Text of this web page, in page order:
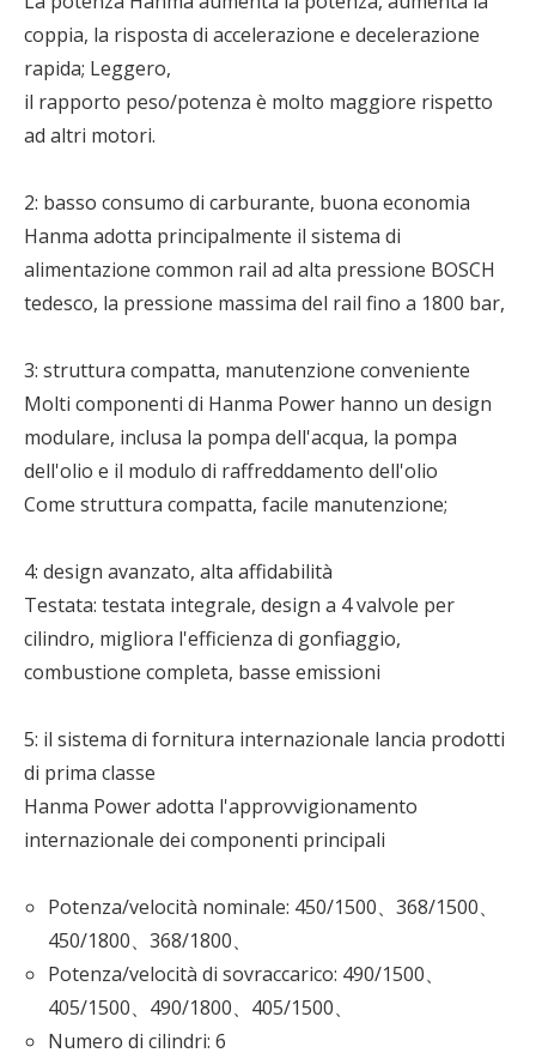
coppia, la risposta di accelerazione e decelerazione
rapida; Leggero,
il rapporto peso/potenza è molto maggiore rispetto
ad altri motori.
2: basso consumo di carburante, buona economia
Hanma adotta principalmente il sistema di
alimentazione common rail ad alta pressione BOSCH
tedesco, la pressione massima del rail fino a 1800 bar,
3: struttura compatta, manutenzione conveniente
Molti componenti di Hanma Power hanno un design
modulare, inclusa la pompa dell'acqua, la pompa
dell'olio e il modulo di raffreddamento dell'olio
Come struttura compatta, facile manutenzione;
4: design avanzato, alta affidabilità
Testata: testata integrale, design a 4 valvole per
cilindro, migliora l'efficienza di gonfiaggio,
combustione completa, basse emissioni
5: il sistema di fornitura internazionale lancia prodotti
di prima classe
Hanma Power adotta l'approvvigionamento
internazionale dei componenti principali
Potenza/velocità nominale: 450/1500、368/1500、
450/1800、368/1800、
Potenza/velocità di sovraccarico: 490/1500、
405/1500、490/1800、405/1500、
Numero di cilindri: 6